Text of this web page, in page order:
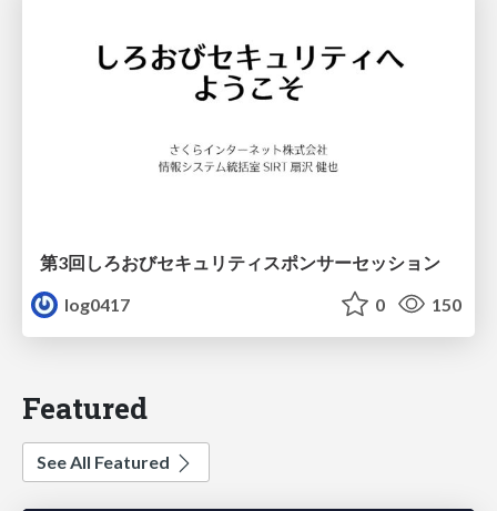
第3回しろおびセキュリティスポンサーセッション
log0417
0 150
Featured
See All Featured